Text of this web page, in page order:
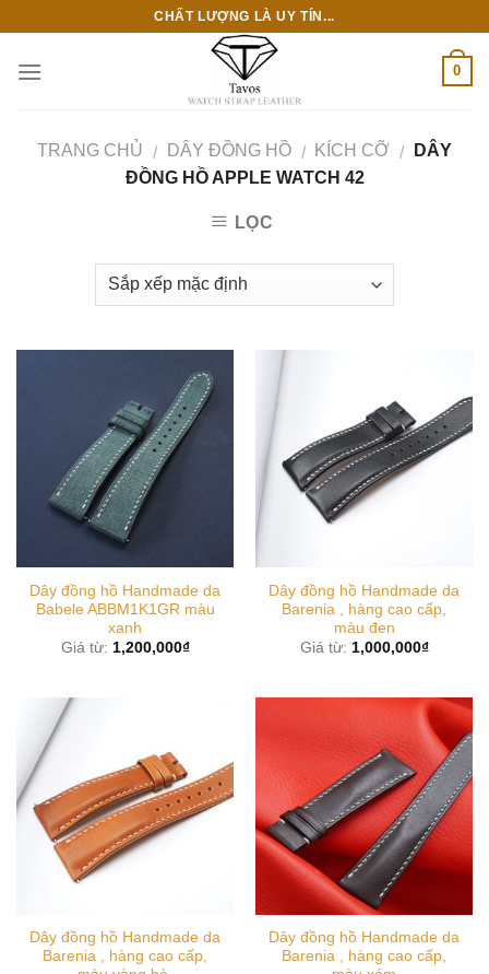
content
CHẤT LƯỢNG LÀ UY TÍN...
0
TRANG CHỦ / DÂY ĐỒNG HỒ / KÍCH CỠ /
DÂY
ĐỒNG HỒ APPLE WATCH 42
LỌC
Dây đồng hồ Handmade da
Babele ABBM1K1GR màu
xanh
Giá từ: 1,200,000₫
Dây đồng hồ Handmade da
Barenia , hàng cao cấp,
màu đen
Giá từ: 1,000,000₫
Dây đồng hồ Handmade da
Barenia , hàng cao cấp,
Dây đồng hồ Handmade da
Barenia , hàng cao cấp,